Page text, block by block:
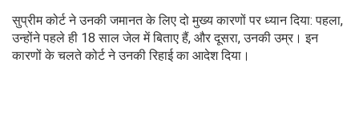
सुप्रीम कोर्ट ने उनकी जमानत के लिए दो मुख्य कारणों पर ध्यान दिया: पहला,
उन्होंने पहले ही 18 साल जेल में बिताए हैं, और दूसरा, उनकी उम्र। इन
कारणों के चलते कोर्ट ने उनकी रिहाई का आदेश दिया।